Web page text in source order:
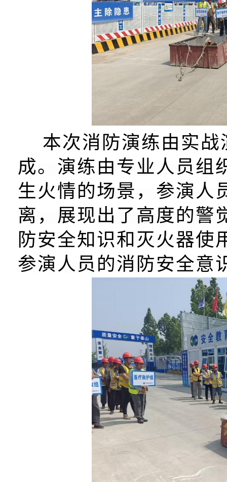
本次消防演练由实
成。演练由专业人员组
生火情的场景，参演人
离，展现出了高度的警
防安全知识和灭火器使
参演人员的消防安全意